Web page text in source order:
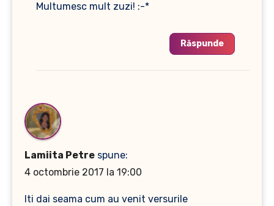
Multumesc mult zuzi! :-*
Răspunde
Lamiita Petre spune:
4 octombrie 2017 la 19:00
Iti dai seama cum au venit versurile